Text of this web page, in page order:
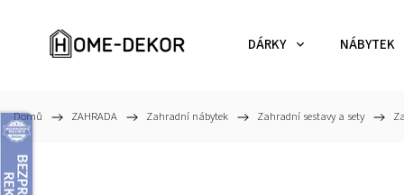
DÁRKY NÁBYTEK
Domů / ZAHRADA / Zahradní nábytek / Zahradní sestavy a sety /